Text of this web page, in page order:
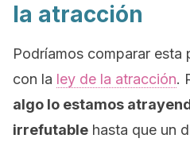
la atracción
Podríamos comparar esta
con la ley de la atracción.
algo lo estamos
irrefutable hasta que un